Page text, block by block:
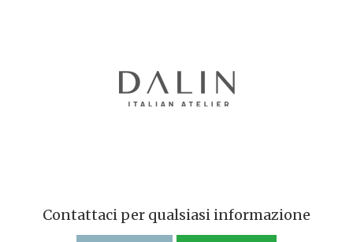
Contattaci per qualsiasi informazione